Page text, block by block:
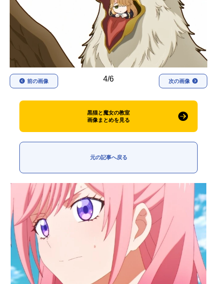
アニメ記事一覧 声優記事一覧
アニメ映画一覧 実写化映画一覧
今期アニメ曜日別一覧
春アニメ 4/6
前の画像 次の画像
黒猫と魔女の教室
画像まとめを見る
元の記事へ戻る